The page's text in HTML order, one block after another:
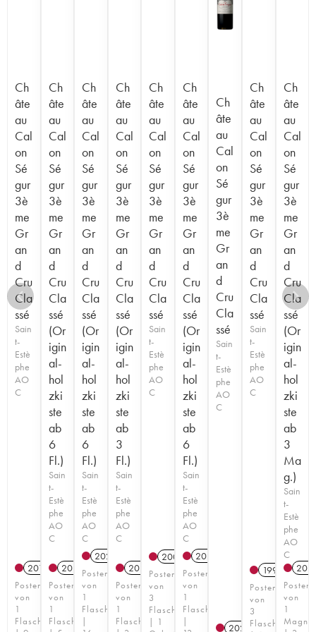
Ch
âte
au
Cal
on
Sé
gur
3è
me
Gr
an
d
Cru
Cla
ssé
Sain
t-
Estè
phe
AO
C
2019
Posten
von
1
Flasche
Ch
âte
au
Cal
on
Sé
gur
3è
me
Gr
an
d
Cru
Cla
ssé
(Or
igin
al-
hol
zki
ste
ab
6
Fl.)
Sain
t-
Estè
phe
AO
C
2023
Posten
von
1
Flasche
Ch
âte
au
Cal
on
Sé
gur
3è
me
Gr
an
d
Cru
Cla
ssé
(Or
igin
al-
hol
zki
ste
ab
6
Fl.)
Sain
t-
Estè
phe
AO
C
2020
Posten
von
1
Flasche
|
Ch
âte
au
Cal
on
Sé
gur
3è
me
Gr
an
d
Cru
Cla
ssé
(Or
igin
al-
hol
zki
ste
ab
3
Fl.)
Sain
t-
Estè
phe
AO
C
2023 T
Posten
von
1
Flasche
Ch
âte
au
Cal
on
Sé
gur
3è
me
Gr
an
d
Cru
Cla
ssé
Sain
t-
Estè
phe
AO
C
2008
Posten
von
3
Flaschen
| 1
Ch
âte
au
Cal
on
Sé
gur
3è
me
Gr
an
d
Cru
Cla
ssé
(Or
igin
al-
hol
zki
ste
ab
6
Fl.)
Sain
t-
Estè
phe
AO
C
2021
Posten
von
1
Flasche
|
Ch
âte
au
Cal
on
Sé
gur
3è
me
Gr
an
d
Cru
Cla
ssé
Sain
t-
Estè
phe
AO
C
2025 T
Ch
âte
au
Cal
on
Sé
gur
3è
me
Gr
an
d
Cru
Cla
ssé
Sain
t-
Estè
phe
AO
C
1997
Posten
von
3
Flaschen
Ch
âte
au
Cal
on
Sé
gur
3è
me
Gr
an
d
Cru
Cla
ssé
(Or
igin
al-
hol
zki
ste
ab
3
Ma
g.)
Sain
t-
Estè
phe
AO
C
Posten
von
1